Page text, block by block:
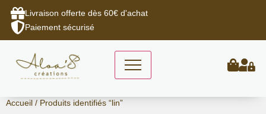
Livraison offerte dès 60€ d'achat
Paiement sécurisé
Aller
Accueil / Produits identifiés “lin”